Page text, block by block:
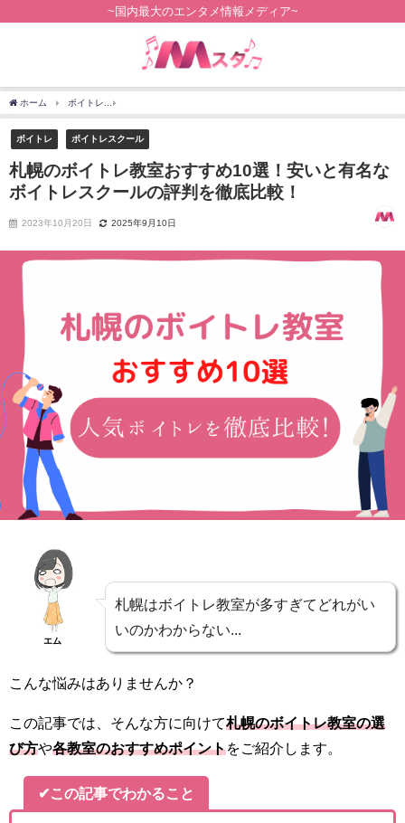
~国内最大のエンタメ情報メディア~
ホーム ボイトレ
ボイトレ ボイトレスクール
札幌のボイトレ教室おすすめ10選！安いと有名な
ボイトレスクールの評判を徹底比較！
2023年10月20日 2025年9月10日
エム
札幌はボイトレ教室が多すぎてどれがい
いのかわからない...
こんな悩みはありませんか？
この記事では、そんな方に向けて札幌のボイトレ教室の選
び方や各教室のおすすめポイントをご紹介します。
✔この記事でわかること